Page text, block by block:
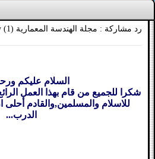
رد مشاركة : مجلة الهندسة المعمارية (1) ARCHcreativity
السلام عليكم
شكرا للجميع من قام بهذا العمل
للاسلام والمسلمين,والقادم أحلى
الدرب...